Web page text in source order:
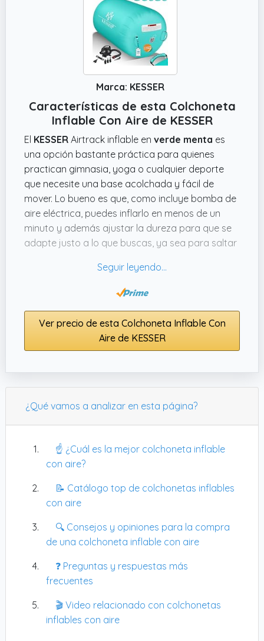
Marca: KESSER
Características de esta Colchoneta
Inflable Con Aire de KESSER
El KESSER Airtrack inflable en verde menta es
una opción bastante práctica para quienes
practican gimnasia, yoga o cualquier deporte
que necesite una base acolchada y fácil de
mover. Lo bueno es que, como incluye bomba de
aire eléctrica, puedes inflarlo en menos de un
minuto y además ajustar la dureza para que se
adapte justo a lo que buscas, ya sea para saltar
mucho espacio, y al ser ligero y llevar asas, lo
puedes llevar sin problema al parque o al
El diseño está bien pensado, con costuras
reforzadas que parecen darle bastante
siempre preocupa con este tipo de
equipamiento. Además, el material aguantará
bien el uso constante y no se estropeará rápido.
Si quieres algo que te facilite entrenar en casa o
fuera y que aguante bien, este modelo tiene
pinta de cumplir sin complicaciones. Para alguien
que no quiere complicarse con productos
lo que buscas.
Ver precio de esta Colchoneta Inflable Con
Aire de KESSER
¿Qué vamos a analizar en esta página?
☝️ ¿Cuál es la mejor colchoneta inflable
con aire?
📝 Catálogo top de colchonetas inflables
con aire
🔍 Consejos y opiniones para la compra
de una colchoneta inflable con aire
❓ Preguntas y respuestas más
frecuentes
🎬 Video relacionado con colchonetas
inflables con aire